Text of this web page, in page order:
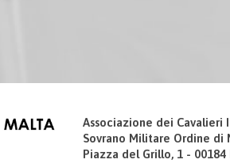
Associazione dei Cavalieri
Sovrano Militare Ordine di
Piazza del Grillo, 1 - 00184